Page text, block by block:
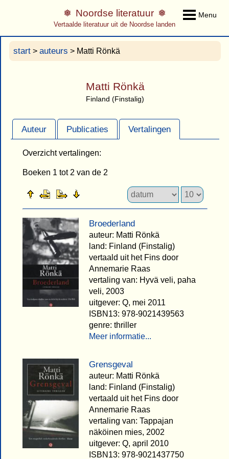
Menu
Noordse literatuur
Vertaalde literatuur uit de Noordse landen
start > auteurs > Matti Rönkä
Matti Rönkä
Finland (Finstalig)
Auteur Publicaties Vertalingen
Overzicht vertalingen:
Boeken 1 tot 2 van de 2
Broederland
auteur: Matti Rönkä
land: Finland (Finstalig)
vertaald uit het Fins door
Annemarie Raas
vertaling van: Hyvä veli, paha
veli, 2003
uitgever: Q, mei 2011
ISBN13: 978-9021439563
genre: thriller
Meer informatie...
Grensgeval
auteur: Matti Rönkä
land: Finland (Finstalig)
vertaald uit het Fins door
Annemarie Raas
vertaling van: Tappajan
näköinen mies, 2002
uitgever: Q, april 2010
ISBN13: 978-9021437750